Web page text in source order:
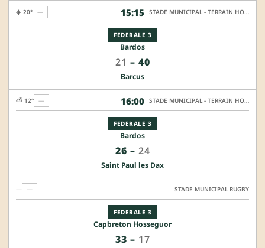
15:15
FEDERALE 3
Bardos
21 – 40
Barcus
☀️ 20° — STADE MUNICIPAL - TERRAIN HONNEUR
16:00
FEDERALE 3
Bardos
26 – 24
Saint Paul les Dax
⛅ 12° — STADE MUNICIPAL - TERRAIN HONNEUR
FEDERALE 3
Capbreton Hosseguor
33 – 17
— — STADE MUNICIPAL RUGBY